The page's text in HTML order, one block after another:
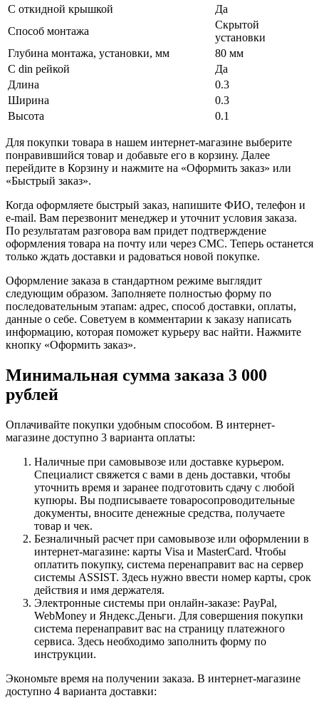
С откидной крышкой
Да
Способ монтажа
Скрытой
установки
Глубина монтажа, установки, мм
80 мм
С din рейкой
Да
Длина
0.3
Ширина
0.3
Высота
0.1
Для покупки товара в нашем интернет-магазине выберите
понравившийся товар и добавьте его в корзину. Далее
перейдите в Корзину и нажмите на «Оформить заказ» или
«Быстрый заказ».
Когда оформляете быстрый заказ, напишите ФИО, телефон и
e-mail. Вам перезвонит менеджер и уточнит условия заказа.
По результатам разговора вам придет подтверждение
оформления товара на почту или через СМС. Теперь останется
только ждать доставки и радоваться новой покупке.
Оформление заказа в стандартном режиме выглядит
следующим образом. Заполняете полностью форму по
последовательным этапам: адрес, способ доставки, оплаты,
данные о себе. Советуем в комментарии к заказу написать
информацию, которая поможет курьеру вас найти. Нажмите
кнопку «Оформить заказ».
Минимальная сумма заказа 3 000
рублей
Оплачивайте покупки удобным способом. В интернет-
магазине доступно 3 варианта оплаты:
Наличные при самовывозе или доставке курьером.
Специалист свяжется с вами в день доставки, чтобы
уточнить время и заранее подготовить сдачу с любой
купюры. Вы подписываете товаросопроводительные
документы, вносите денежные средства, получаете
товар и чек.
Безналичный расчет при самовывозе или оформлении в
интернет-магазине: карты Visa и MasterCard. Чтобы
оплатить покупку, система перенаправит вас на сервер
системы ASSIST. Здесь нужно ввести номер карты, срок
действия и имя держателя.
Электронные системы при онлайн-заказе: PayPal,
WebMoney и Яндекс.Деньги. Для совершения покупки
система перенаправит вас на страницу платежного
сервиса. Здесь необходимо заполнить форму по
инструкции.
Экономьте время на получении заказа. В интернет-магазине
доступно 4 варианта доставки: